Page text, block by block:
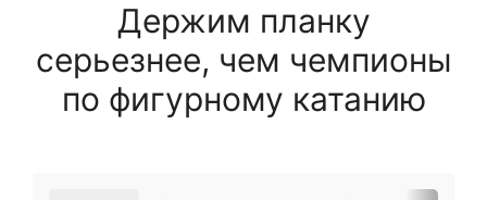
Держим планку
серьезнее, чем чемпионы
по фигурному катанию